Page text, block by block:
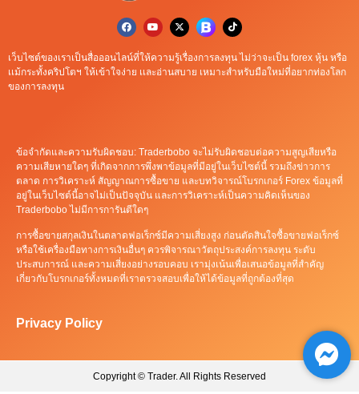
เว็บไซต์ของเราเป็นสื่อออนไลน์ที่ให้ความรู้เรื่องการลงทุน ไม่ว่าจะเป็น forex หุ้น หรือ
เเม้กระทั้งคริปโตฯ ให้เข้าใจง่าย เเละอ่านสบาย เหมาะสำหรับมือใหม่ที่อยากท่องโลก
ของการลงทุน
ข้อจำกัดและความรับผิดชอบ: Traderbobo จะไม่รับผิดชอบต่อความสูญเสียหรือ
ความเสียหายใดๆ ที่เกิดจากการพึ่งพาข้อมูลที่มีอยู่ในเว็บไซต์นี้ รวมถึงข่าวการ
ตลาด การวิเคราะห์ สัญญาณการซื้อขาย และบทวิจารณ์โบรกเกอร์ Forex ข้อมูลที่
อยู่ในเว็บไซต์นี้อาจไม่เป็นปัจจุบัน และการวิเคราะห์เป็นความคิดเห็นของ
Traderbobo ไม่มีการการันตีใดๆ
การซื้อขายสกุลเงินในตลาดฟอเร็กซ์มีความเสี่ยงสูง ก่อนตัดสินใจซื้อขายฟอเร็กซ์
หรือใช้เครื่องมือทางการเงินอื่นๆ ควรพิจารณาวัตถุประสงค์การลงทุน ระดับ
ประสบการณ์ และความเสี่ยงอย่างรอบคอบ เรามุ่งเน้นเพื่อเสนอข้อมูลที่สำคัญ
เกี่ยวกับโบรกเกอร์ทั้งหมดที่เราตรวจสอบเพื่อให้ได้ข้อมูลที่ถูกต้องที่สุด
Privacy Policy
Copyright © Trader. All Rights Reserved